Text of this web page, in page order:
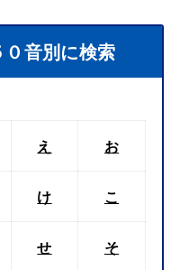
音別に検索
え お
け こ
せ そ